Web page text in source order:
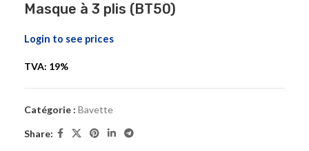
Masque à 3 plis (BT50)
Login to see prices
TVA: 19%
Catégorie : Bavette
Share: